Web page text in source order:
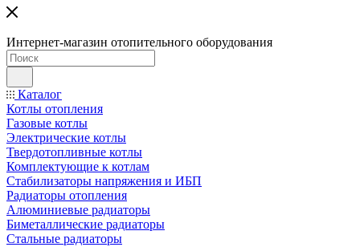
Интернет-магазин отопительного оборудования
Каталог
Котлы отопления
Газовые котлы
Электрические котлы
Твердотопливные котлы
Комплектующие к котлам
Стабилизаторы напряжения и ИБП
Радиаторы отопления
Алюминиевые радиаторы
Биметаллические радиаторы
Стальные радиаторы